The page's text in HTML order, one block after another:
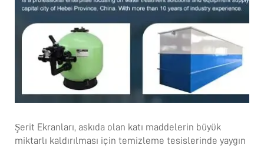
Şerit Ekranları, askıda olan katı maddelerin büyük
miktarlı kaldırılması için temizleme tesislerinde yaygın